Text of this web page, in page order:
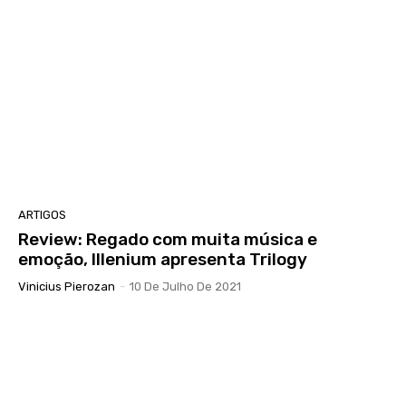
ARTIGOS
Review: Regado com muita música e
emoção, Illenium apresenta Trilogy
Vinicius Pierozan - 10 De Julho De 2021